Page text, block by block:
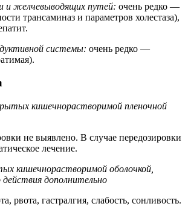
и желчевыводящих путей: очень редко —
трансаминаз и параметров холестаза),
системы: очень редко —
кишечнорастворимой пленочной
не выявлено. В случае передозировки
лечение.
кишечнорастворимой оболочкой,
действия дополнительно
рвота, гастралгия, слабость, сонливость.